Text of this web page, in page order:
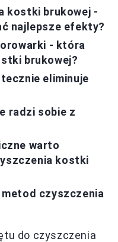
kostki brukowej -
najlepsze efekty?
- która
brukowej?
eliminuje
radzi sobie z
warto
kostki
czyszczenia
do czyszczenia